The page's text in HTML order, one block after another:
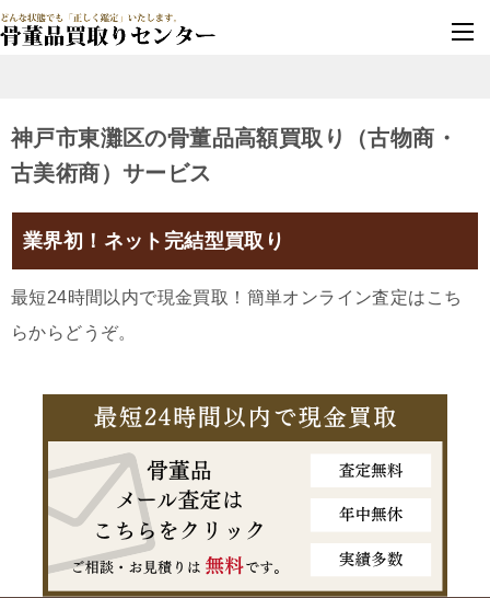
神戸市東灘区の骨董品高額買取り（古物商・
古美術商）サービス
業界初！ネット完結型買取り
最短24時間以内で現金買取！簡単オンライン査定はこち
らからどうぞ。